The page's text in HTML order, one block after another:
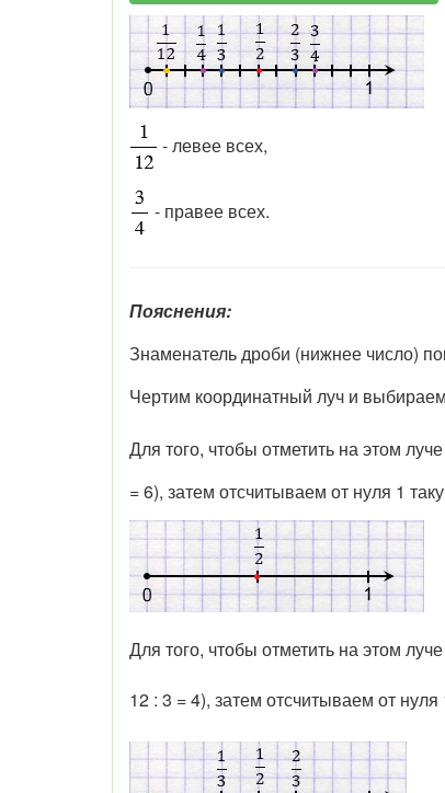
- левее всех,
- правее всех.
Пояснения:
Знаменатель дроби (нижнее число)
Чертим координатный луч и
Для того, чтобы отметить на этом
= 6), затем отсчитываем от нуля 1
Для того, чтобы отметить на этом
12 : 3 = 4), затем отсчитываем от